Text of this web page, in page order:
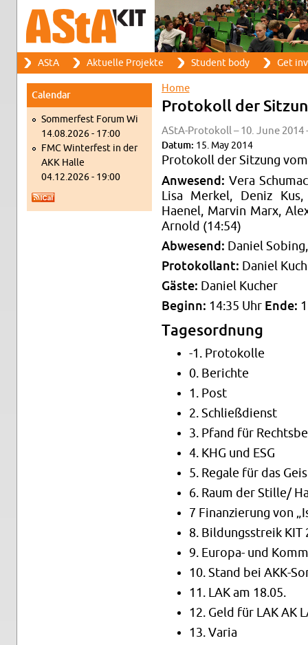
Search form
Search
Main menu
AStA Ak­tuelle Pro­jekte Stu­dent body Get
Cal­en­dar
Som­mer­fest Forum Wi
14.08.2026 - 17:00
FMC Win­ter­fest in der
AKK Halle
04.12.2026 - 19:00
You are here
Home
Pro­tokoll der
AStA-Pro­tokoll – 10. June 2014
Datum: 15. May 2014
Pro­tokoll der Sitzung
An­we­send: Vera
Lisa Merkel, Deniz
Haenel, Mar­vin Marx,
Arnold (14:54)
Ab­we­send: Daniel
Pro­tokol­lant: Daniel
Gäste: Daniel Kucher
Be­ginn: 14:35 Uhr Ende:
Tage­sor­d­nung
-1. Pro­tokolle
0. Berichte
1. Post
2. Schließdi­enst
3. Pfand für
4. KHG und ESG
5. Re­gale für das
6. Raum der Stille/
7 Fi­nanzierung von
8. Bil­dungsstreik KIT
9. Eu­ropa- und
10. Stand bei AKK-
11. LAK am 18.05.
12. Geld für LAK AK
13. Varia